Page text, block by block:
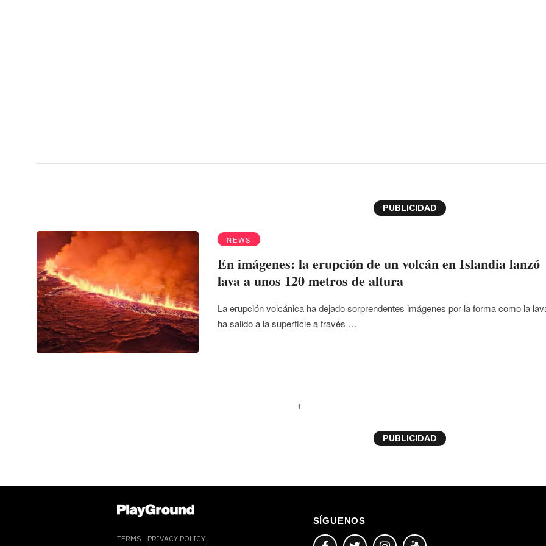
PUBLICIDAD
NEWS
En imágenes: la erupción de un volcán en Islandia lanzó
lava a unos 120 metros de altura
La erupción volcánica ha dejado sorprendentes imágenes por la forma como la
ha salido a la superficie a través …
1
PUBLICIDAD
TERMS PRIVACY POLICY
SÍGUENOS